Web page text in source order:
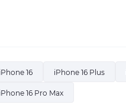
iPhone 16 iPhone 16 Plus
iPhone 16 Pro Max